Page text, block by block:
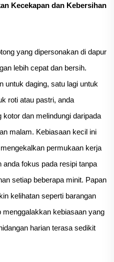
Kecekapan dan Kebersihan
yang dipersonakan di dapur
lebih cepat dan bersih.
untuk daging, satu lagi untuk
roti atau pastri, anda
dan melindungi daripada
malam. Kebiasaan kecil ini
permukaan kerja
fokus pada resipi tanpa
setiap beberapa minit. Papan
kelihatan seperti barangan
kebiasaan yang
harian terasa sedikit